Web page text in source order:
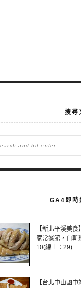
搜尋
GA4即時
【新北平溪美
家常餐館，白斬
10(線上：29)
【台北中山國